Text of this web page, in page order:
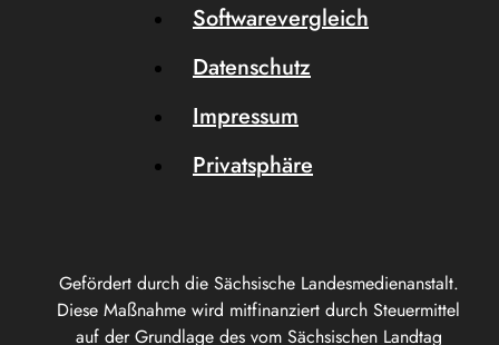
Gefördert durch die Sächsische Landesmedienanstalt.
Diese Maßnahme wird mitfinanziert durch Steuermittel
auf der Grundlage des vom Sächsischen Landtag
Softwarevergleich
Datenschutz
Impressum
Privatsphäre